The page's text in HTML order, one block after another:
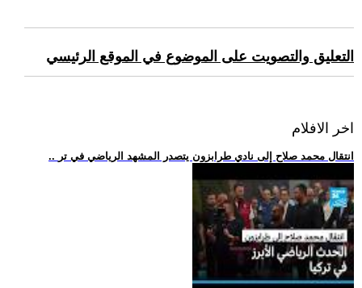
التعليق والتصويت على الموضوع في الموقع الرئيسي
اخر الافلام
.. انتقال محمد صلاح إلى نادي طرابزون يتصدر المشهد الرياضي في تر